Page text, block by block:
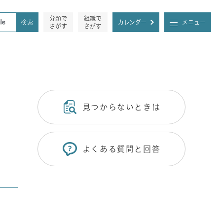
分類で
さがす
組織で
さがす
カレンダー メニュー
見つからないときは
よくある質問と回答